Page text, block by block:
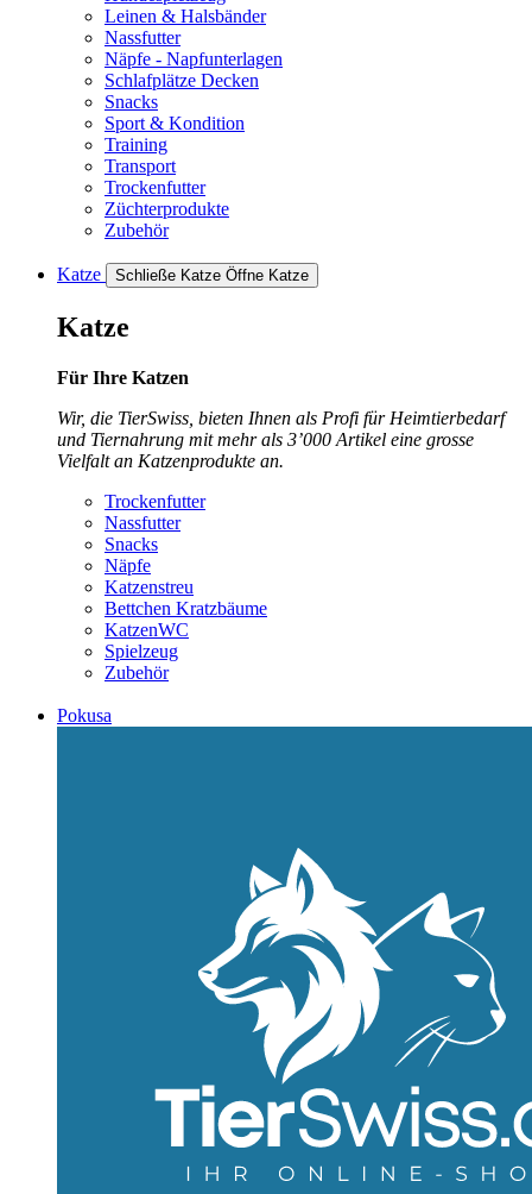
Leinen & Halsbänder
Nassfutter
Näpfe - Napfunterlagen
Schlafplätze Decken
Snacks
Sport & Kondition
Training
Transport
Trockenfutter
Züchterprodukte
Zubehör
Katze Schließe Katze Öffne Katze
Katze
Für Ihre Katzen
Wir, die TierSwiss, bieten Ihnen als Profi für Heimtierbedarf
und Tiernahrung mit mehr als 3’000 Artikel eine grosse
Vielfalt an Katzenprodukte an.
Trockenfutter
Nassfutter
Snacks
Näpfe
Katzenstreu
Bettchen Kratzbäume
KatzenWC
Spielzeug
Zubehör
Pokusa